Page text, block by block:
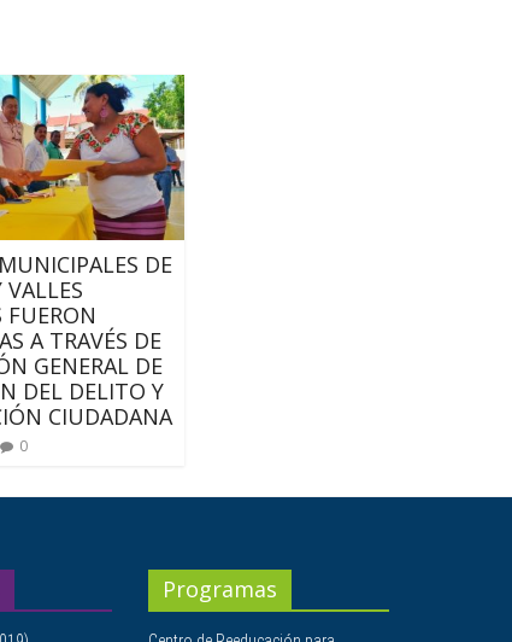
DE
VALLES
FUERON
A TRAVÉS DE
GENERAL DE
DEL DELITO Y
CIUDADANA
0
Programas